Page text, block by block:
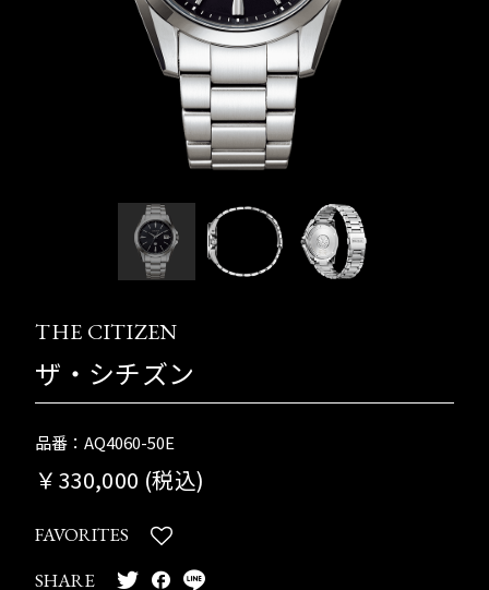
THE CITIZEN
ザ・シチズン
品番：AQ4060-50E
￥330,000 (税込)
FAVORITES
SHARE